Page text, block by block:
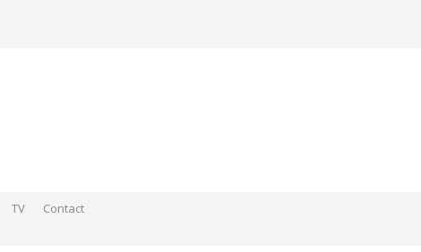
TV Contact